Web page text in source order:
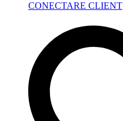
CONECTARE CLIENT